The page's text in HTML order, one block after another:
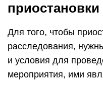
Для того, чтобы
расследования,
и условия для
мероприятия, ими